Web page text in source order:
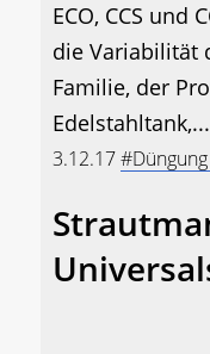
ECO, CCS und
die Variabilität
Familie, der
Edelstahltank,...
3.12.17